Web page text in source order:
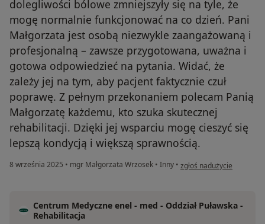
dolegliwości bólowe zmniejszyły się na tyle, że
mogę normalnie funkcjonować na co dzień. Pani
Małgorzata jest osobą niezwykle zaangażowaną i
profesjonalną – zawsze przygotowana, uważna i
gotowa odpowiedzieć na pytania. Widać, że
zależy jej na tym, aby pacjent faktycznie czuł
poprawę. Z pełnym przekonaniem polecam Panią
Małgorzatę każdemu, kto szuka skutecznej
rehabilitacji. Dzięki jej wsparciu mogę cieszyć się
lepszą kondycją i większą sprawnością.
8 września 2025 • mgr Małgorzata Wrzosek • Inny • w opinii użytkownika
zgłoś nadużycie
Centrum Medyczne enel - med - Oddział Puławska -
Rehabilitacja